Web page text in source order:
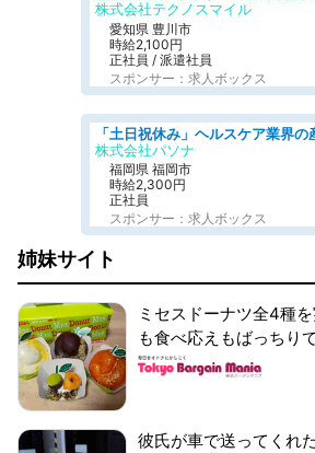
株式会社テクノスマイル
愛知県 豊川市
時給2,100円
正社員 / 派遣社員
スポンサー：求人ボックス
株式会社パソナ
福岡県 福岡市
時給2,300円
正社員
スポンサー：求人ボックス
姉妹サイト
ミセスドーナツ全4種
も食べ応えもばっちり
彼氏が車で送ってくれ